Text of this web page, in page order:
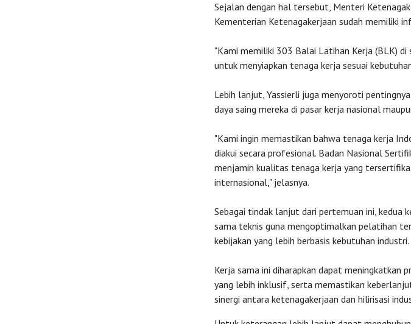
Sejalan dengan hal tersebut, Menteri
Kementerian Ketenagakerjaan sudah memiliki
"Kami memiliki 303 Balai Latihan Kerja (BLK)
untuk menyiapkan tenaga kerja sesuai
Lebih lanjut, Yassierli juga menyoroti
daya saing mereka di pasar kerja nasional
"Kami ingin memastikan bahwa tenaga kerja
diakui secara profesional. Badan Nasional
menjamin kualitas tenaga kerja yang
internasional," jelasnya.
Sebagai tindak lanjut dari pertemuan ini, kedua
sama teknis guna mengoptimalkan pelatihan
kebijakan yang lebih berbasis kebutuhan industri.
Kerja sama ini diharapkan dapat meningkatkan
yang lebih inklusif, serta memastikan
sinergi antara ketenagakerjaan dan hilirisasi